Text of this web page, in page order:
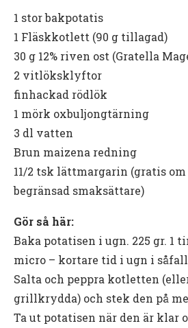
1 stor bakpotatis
1 Fläskkotlett (90 g tillagad)
30 g 12% riven ost (Gratella
2 vitlöksklyftor
finhackad rödlök
1 mörk oxbuljongtärning
3 dl vatten
Brun maizena redning
11/2 tsk lättmargarin (gratis om
begränsad smaksättare)
Gör så här:
Baka potatisen i ugn. 225 gr. 1
micro – kortare tid i ugn i
Salta och peppra kotletten
grillkrydda) och stek den på
Ta ut potatisen när den är klar